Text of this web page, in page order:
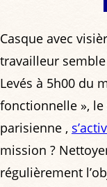
Casque avec
travailleur
Levés à 5h00 du
fonctionnelle », le
parisienne ,
mission ?
régulièrement